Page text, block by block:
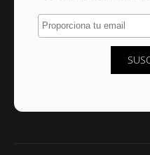
Proporciona tu email